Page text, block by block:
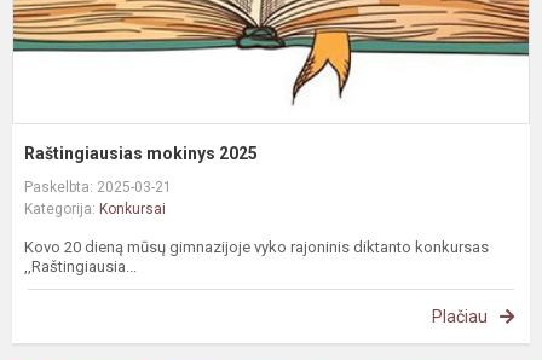
Raštingiausias mokinys 2025
Paskelbta: 2025-03-21
Kategorija: Konkursai
Kovo 20 dieną mūsų gimnazijoje vyko rajoninis diktanto konkursas
,,Raštingiausia...
Plačiau